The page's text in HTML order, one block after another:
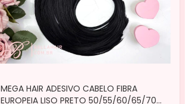
MEGA HAIR ADESIVO CABELO FIBRA
EUROPEIA LISO PRETO 50/55/60/65/70